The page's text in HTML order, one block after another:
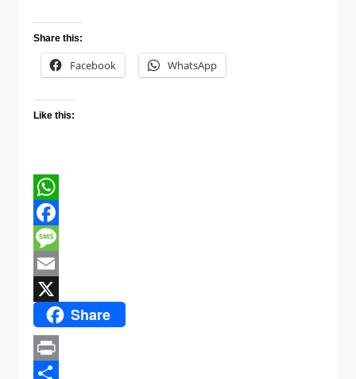
Share this:
Facebook WhatsApp
Like this:
WhatsApp
Facebook
Message
Email
Share
Print